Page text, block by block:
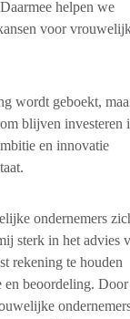
helpen we
voor
wordt geboekt,
blijven investeren
en innovatie
ondernemers
sterk in het advies
rekening te houden
en beoordeling. Door